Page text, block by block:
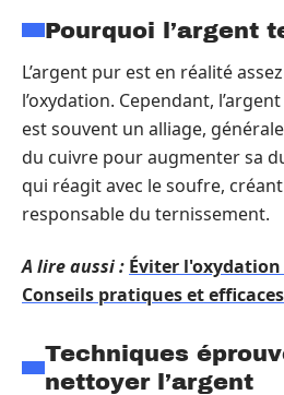
Pourquoi l’argent
L’argent pur est en réalité
l’oxydation. Cependant,
est souvent un alliage,
du cuivre pour augmenter sa
qui réagit avec le soufre,
responsable du ternissement.
A lire aussi : Éviter
Conseils pratiques et efficaces
Techniques
nettoyer l’argent